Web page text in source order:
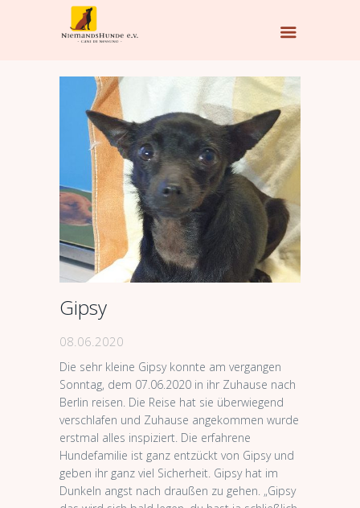
Gipsy
08.06.2020
Die sehr kleine Gipsy konnte am vergangen
Sonntag, dem 07.06.2020 in ihr Zuhause nach
Berlin reisen. Die Reise hat sie überwiegend
verschlafen und Zuhause angekommen wurde
erstmal alles inspiziert. Die erfahrene
Hundefamilie ist ganz entzückt von Gipsy und
geben ihr ganz viel Sicherheit. Gipsy hat im
Dunkeln angst nach draußen zu gehen. „Gipsy